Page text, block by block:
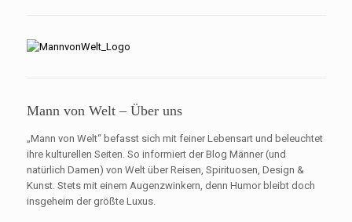
Mann von Welt – Über uns
„Mann von Welt“ befasst sich mit feiner Lebensart und beleuchtet
ihre kulturellen Seiten. So informiert der Blog Männer (und
natürlich Damen) von Welt über Reisen, Spirituosen, Design &
Kunst. Stets mit einem Augenzwinkern, denn Humor bleibt doch
insgeheim der größte Luxus.